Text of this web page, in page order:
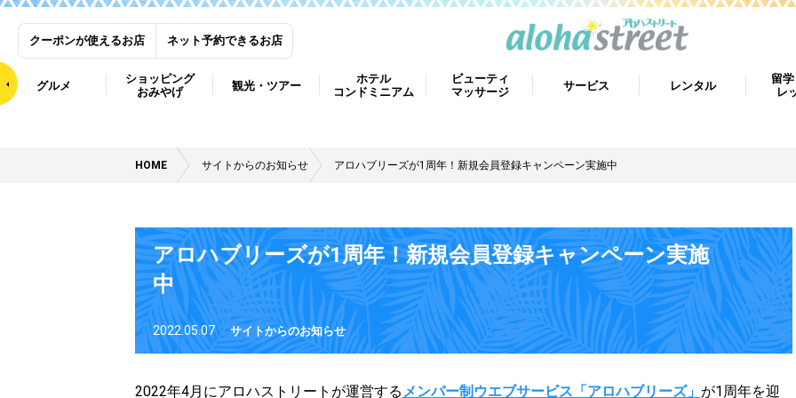
クーポンが使えるお店 ネット予約できるお店
グルメ
ショッピング
おみやげ
観光・ツアー
ホテル
コンドミニアム
ビューティ
マッサージ
サービス レンタル
留
レ
HOME サイトからのお知らせ アロハブリーズが1周年！新規会員登録キャンペーン実施中
アロハブリーズが1周年！新規会員登録キャンペーン実施
中
2022.05.07 サイトからのお知らせ
2022年4月にアロハストリートが運営するメンバー制ウエブサービス「アロハブリーズ」 が1周年を迎